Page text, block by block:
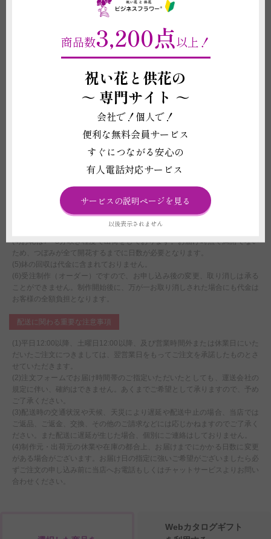
ります。
重要契約条件
商品に関わる重要な注意事項
(1)花は形状や色合いが個々で異なります。掲載写真はイメージのため、季
ご了承いただきますようお願い申し上げます。
(2)立札やメッセージカード、器などの資材の形状や素材は在庫の都合上、
の違いを理由とする返品、返金、交換、その他の請求などには応じかねます
(3)お届け先の気温が0度を下回る場合、また、30度を超える場合は、配送中
に植物が気温の影響で傷む可能性があるため、お申し込みをお受けできない
ことがございます。強いご希望がございましたら、気温による品質への影響
に責任が持てないことをご了承の上で配送手配をいたします。
(4)お花は7～8分咲き程度で出荷をしております。お届け時点で満開でない
ため、つぼみが全て開花するまでに日数が必要となります。
(5)鉢の回収は代金に含まれておりません。
(6)受注制作（オーダー）ですので、お申し込み後の変更、取り消しは承る
ことができません。制作開始後に、万が一お取り消しされた場合にも代金は
お客様の全額負担となります。
配送に関わる重要な注意事項
(1)平日12:00以降、土曜日12:00以降、及び営業時間外または休業日にいた
だいたご注文につきましては、翌営業日をもってご注文を承諾したものとさ
せていただきます。
(2)注文フォームでお届け時間帯のご指定いただいたとしても、運送会社の
規定に伴い、確約はできません。あくまでご希望として承りますので、予め
ご了承ください。
(3)配送時の交通状況や天候、天災により遅延や配送中止の場合、当店では
ご返品、ご返金、交換、その他のご請求などには応じかねますのでご了承く
ださい。また配送に遅延が生じた場合、個別にご連絡はしておりません。
(4)制作元・出荷元の休業や在庫の都合上、お届けまでにかかる日数に変更
がある場合がございます。お届け日の指定に強いご希望がございましたら必
ずご注文の申し込み前に当店へお電話もしくはチャットサービスよりお問い
合わせください。
Webカタログギフト
商品数3,200点以上！
祝い花と供花の
～ 専門サイト ～
会社で！個人で！
便利な無料会員サービス
すぐにつながる安心の
有人電話対応サービス
サービスの説明ページを見る
以後表示されません